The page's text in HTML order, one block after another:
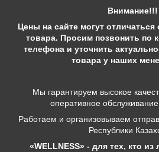
Внимание!!!
Цены на сайте могут
товара. Просим позвонить по
телефона и уточнить
товара у наших
Мы гарантируем высокое
оперативное
Работаем и организовываем
Республики
«WELLNESS» - для тех, кто